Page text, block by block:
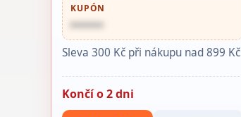
KUPÓN
••••••
Sleva 300 Kč při nákupu nad 899 Kč
Končí o 2 dni